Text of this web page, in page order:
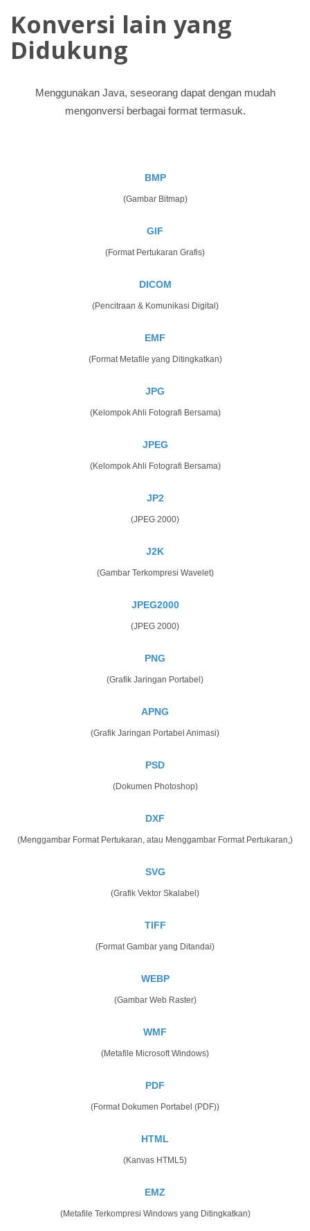
Konversi lain yang
Didukung
Menggunakan Java, seseorang dapat dengan mudah
mengonversi berbagai format termasuk.
BMP
(Gambar Bitmap)
GIF
(Format Pertukaran Grafis)
DICOM
(Pencitraan & Komunikasi Digital)
EMF
(Format Metafile yang Ditingkatkan)
JPG
(Kelompok Ahli Fotografi Bersama)
JPEG
(Kelompok Ahli Fotografi Bersama)
JP2
(JPEG 2000)
J2K
(Gambar Terkompresi Wavelet)
JPEG2000
(JPEG 2000)
PNG
(Grafik Jaringan Portabel)
APNG
(Grafik Jaringan Portabel Animasi)
PSD
(Dokumen Photoshop)
DXF
(Menggambar Format Pertukaran, atau Menggambar Format Pertukaran,)
SVG
(Grafik Vektor Skalabel)
TIFF
(Format Gambar yang Ditandai)
WEBP
(Gambar Web Raster)
WMF
(Metafile Microsoft Windows)
PDF
(Format Dokumen Portabel (PDF))
HTML
(Kanvas HTML5)
EMZ
(Metafile Terkompresi Windows yang Ditingkatkan)